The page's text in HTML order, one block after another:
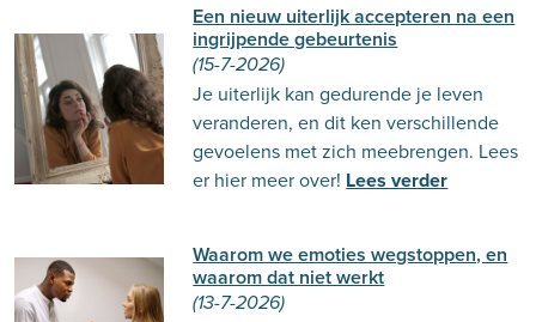
Een nieuw uiterlijk accepteren na een
ingrijpende gebeurtenis
(15-7-2026)
Je uiterlijk kan gedurende je leven
veranderen, en dit ken verschillende
gevoelens met zich meebrengen. Lees
er hier meer over! Lees verder
Waarom we emoties wegstoppen, en
waarom dat niet werkt
(13-7-2026)